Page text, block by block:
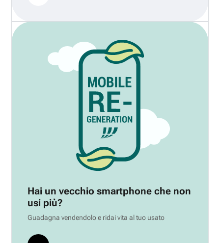
Hai un vecchio smartphone che non
usi più?
Guadagna vendendolo e ridai vita al tuo usato